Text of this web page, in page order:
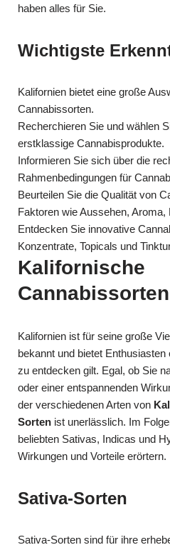
haben alles für Sie.
Wichtigste
Kalifornien bietet eine große
Cannabissorten.
Recherchieren Sie und wählen
erstklassige Cannabisprodukte.
Informieren Sie sich über die
Rahmenbedingungen für
Beurteilen Sie die Qualität von
Faktoren wie Aussehen, Aroma,
Entdecken Sie innovative
Konzentrate, Topicals und
Kalifornische
Kalifornien ist für seine große
bekannt und bietet
zu entdecken gilt. Egal, ob Sie
oder einer entspannenden
der verschiedenen Arten von
Sorten ist unerlässlich. Im
beliebten Sativas, Indicas und
Wirkungen und Vorteile erörtern.
Sativa-Sorten
Sativa-Sorten sind für ihre